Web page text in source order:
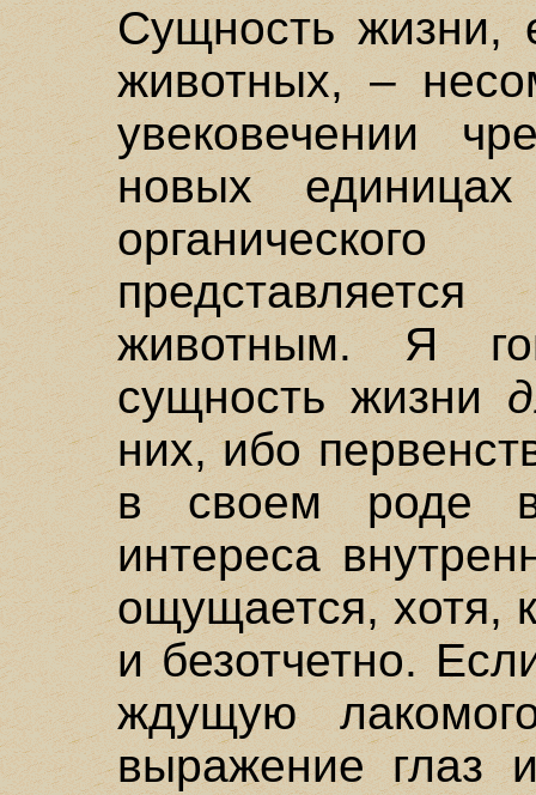
Сущность жизни,
животных, –
увековечении
новых
животным. Я
сущность жизни
них, ибо
в своем роде
интереса
ощущается, хотя,
и безотчетно.
ждущую
выражение глаз